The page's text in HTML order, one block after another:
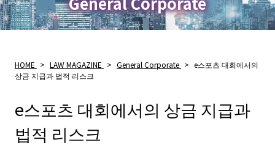
HOME > LAW MAGAZINE > General Corporate > e스포츠 대회에서의
상금 지급과 법적 리스크
e스포츠 대회에서의 상금 지급과
법적 리스크